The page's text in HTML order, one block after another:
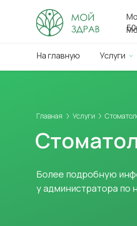
На главную Услуги
Более подробную
у администратора по
Главная Услуги